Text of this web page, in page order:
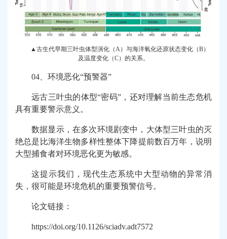
▲古生代早期三叶虫体型演化（A）与海洋氧化还原状态变化（B）
及温度变化（C）的关系。
04、环境恶化“预警器”
远古三叶虫的体型“密码”，还对理解当前生态危机
具有重要警示意义。
数据显示，在多次环境剧变中，大体型三叶虫的灭
绝总是比海洋生物多样性整体下降提前数百万年，说明
大型捕食者对环境恶化更为敏感。
这提示我们，现代生态系统中大型动物的异常消
失，很可能是环境危机的重要预警信号。
论文链接：
https://doi.org/10.1126/sciadv.adt7572